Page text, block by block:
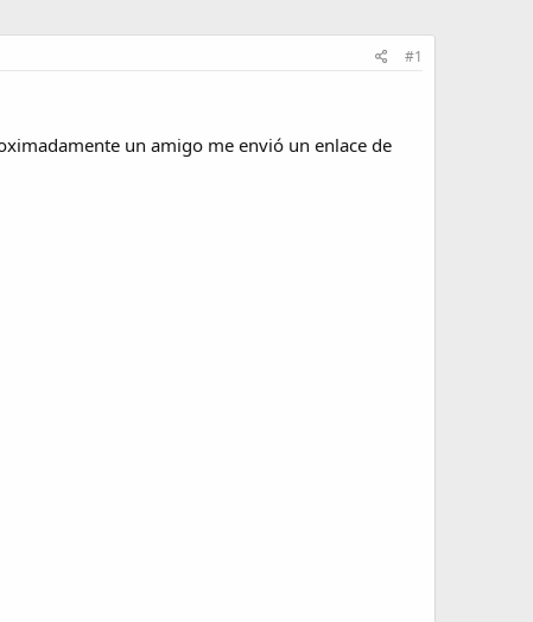
#1
un amigo me envió un enlace de